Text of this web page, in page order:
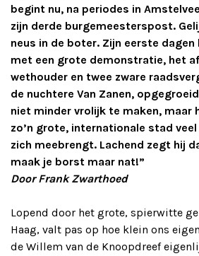
begint nu, na periodes in
zijn derde burgemeesterspost.
neus in de boter. Zijn eerste dagen
met een grote demonstratie, het
wethouder en twee zware
de nuchtere Van Zanen,
niet minder vrolijk te maken, maar
zo’n grote, internationale stad
zich meebrengt. Lachend zegt hij
maak je borst maar nat!”
Door Frank Zwarthoed
Lopend door het grote, spierwitte
Haag, valt pas op hoe klein ons
de Willem van de Knoopdreef